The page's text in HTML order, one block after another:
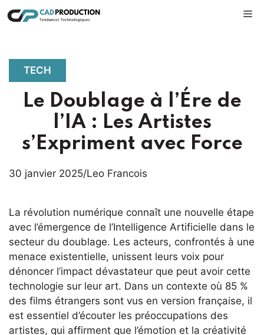
Aller
au
TECH
Le Doublage à l’Ére de
l’IA : Les Artistes
s’Expriment avec Force
30 janvier 2025/Leo Francois
La révolution numérique connaît une nouvelle étape
avec l’émergence de l’Intelligence Artificielle dans le
secteur du doublage. Les acteurs, confrontés à une
menace existentielle, unissent leurs voix pour
dénoncer l’impact dévastateur que peut avoir cette
technologie sur leur art. Dans un contexte où 85 %
des films étrangers sont vus en version française, il
est essentiel d’écouter les préoccupations des
artistes, qui affirment que l’émotion et la créativité